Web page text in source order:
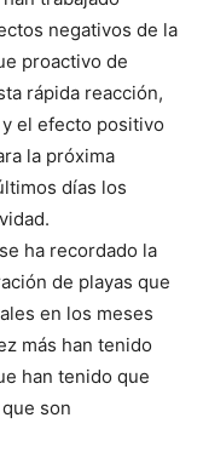
negativos de la
proactivo de
rápida reacción,
el efecto positivo
la próxima
días los
ha recordado la
de playas que
en los meses
más han tenido
han tenido que
son